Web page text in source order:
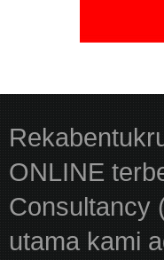
ONLINE
Consultancy
utama kami